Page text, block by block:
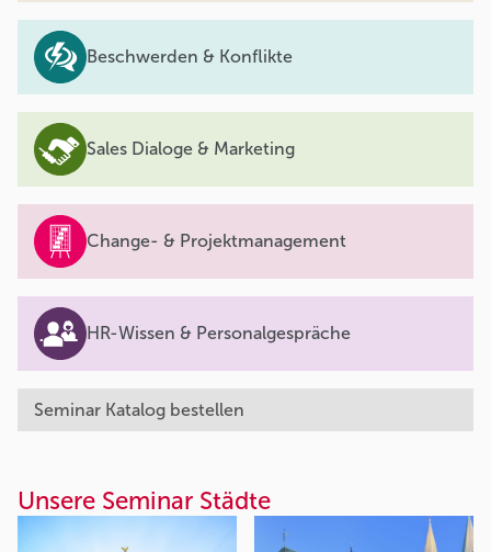
Beschwerden & Konflikte
Sales Dialoge & Marketing
Change- & Projektmanagement
HR-Wissen & Personalgespräche
Seminar Katalog bestellen
Unsere Seminar Städte